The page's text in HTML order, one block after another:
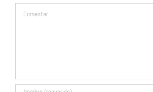
Comentar